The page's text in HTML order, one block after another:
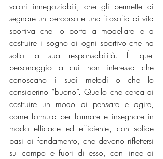
valori innegoziabili, che gli permette di
segnare un percorso e una filosofia di vita
sportiva che lo porta a modellare e a
costruire il sogno di ogni sportivo che ha
sotto la sua responsabilità. È quel
personaggio a cui non interessa che
conoscano i suoi metodi o che lo
considerino “buono”. Quello che cerca di
costruire un modo di pensare e agire,
come formula per formare e insegnare in
modo efficace ed efficiente, con solide
basi di fondamento, che devono riflettersi
sul campo e fuori di esso, con linee di